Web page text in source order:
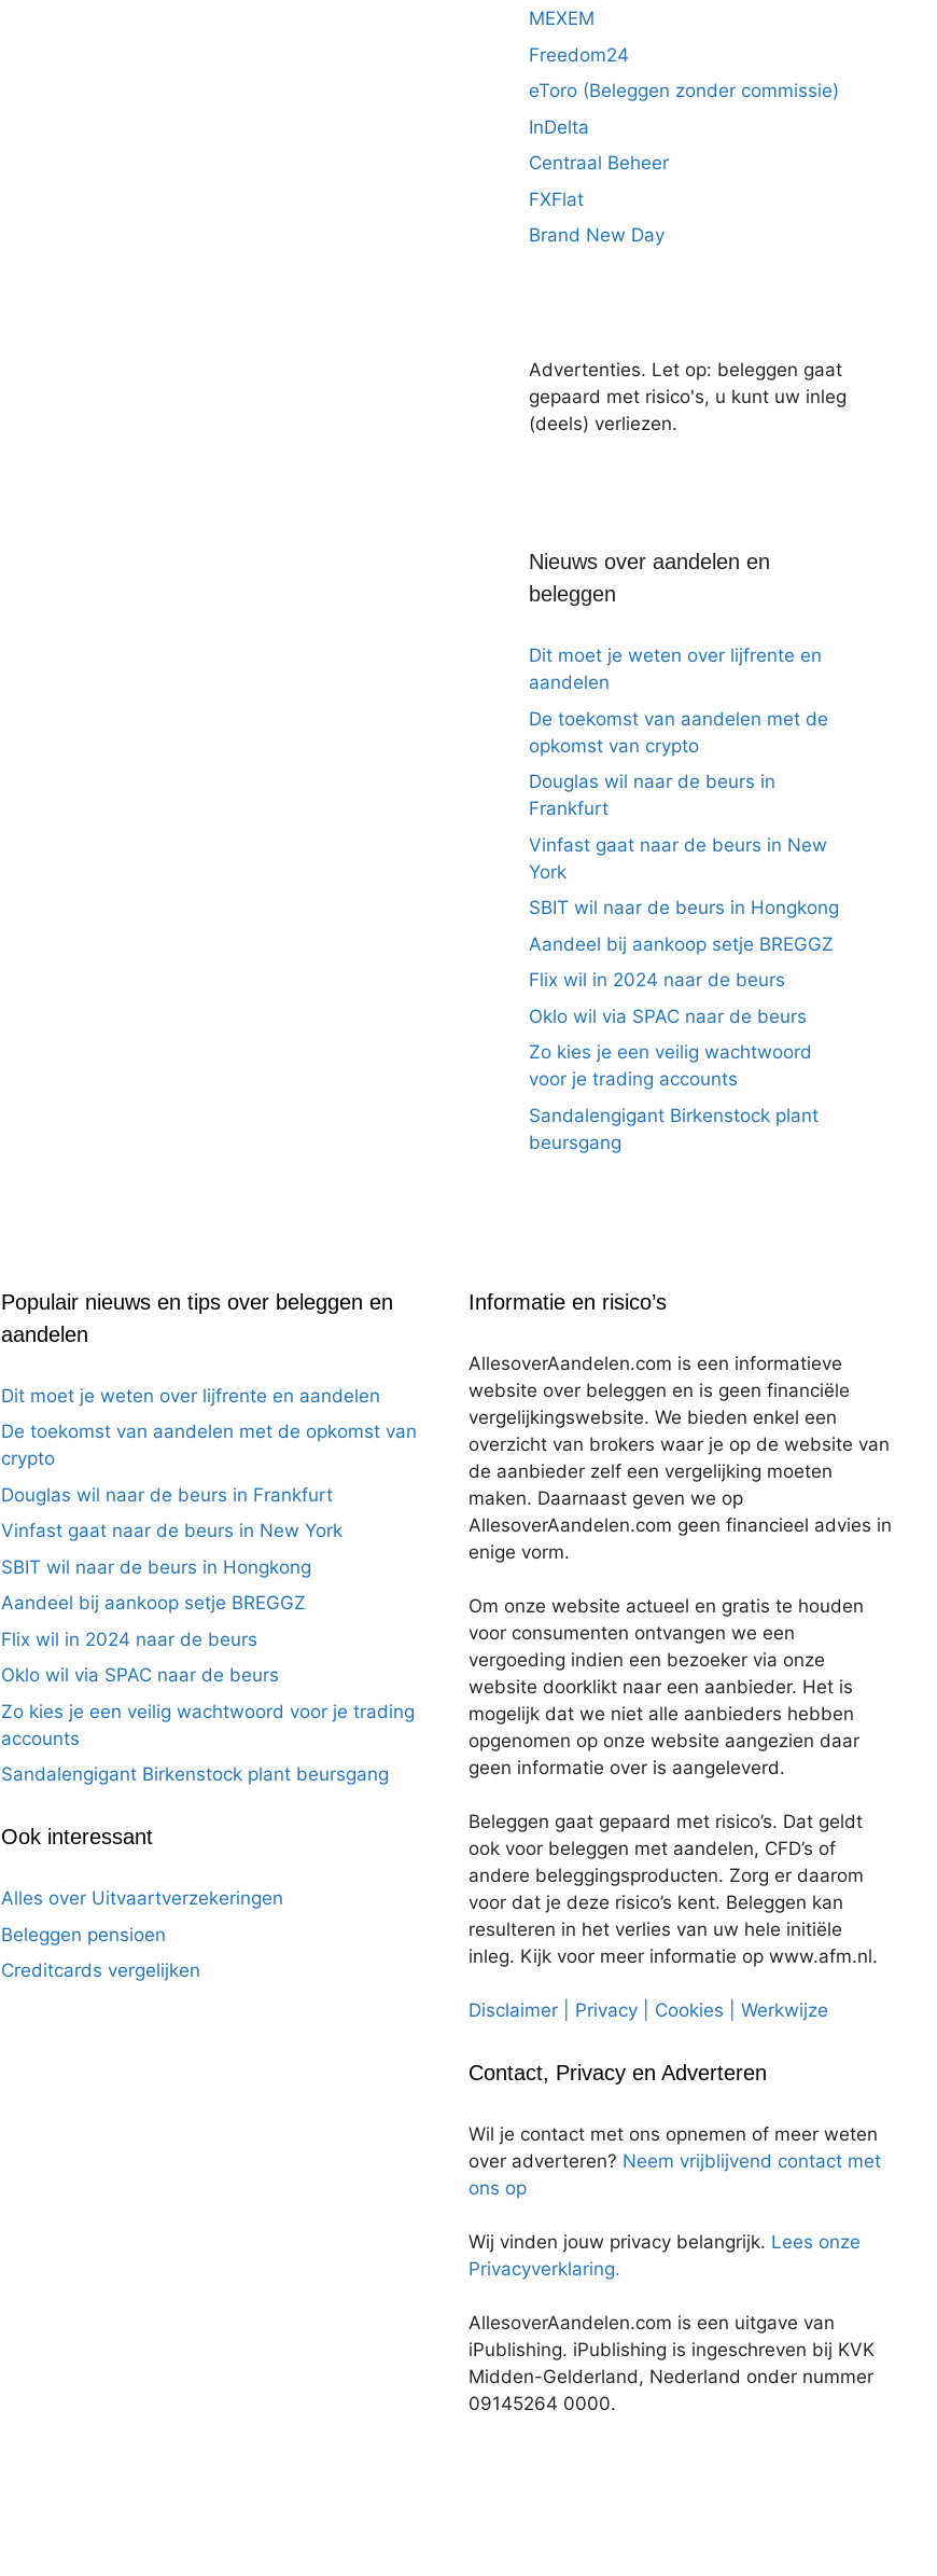
MEXEM
Freedom24
eToro (Beleggen zonder commissie)
InDelta
Centraal Beheer
FXFlat
Brand New Day
Advertenties. Let op: beleggen gaat
gepaard met risico's, u kunt uw inleg
(deels) verliezen.
Nieuws over aandelen en
beleggen
Dit moet je weten over lijfrente en
aandelen
De toekomst van aandelen met de
opkomst van crypto
Douglas wil naar de beurs in
Frankfurt
Vinfast gaat naar de beurs in New
York
SBIT wil naar de beurs in Hongkong
Aandeel bij aankoop setje BREGGZ
Flix wil in 2024 naar de beurs
Oklo wil via SPAC naar de beurs
Zo kies je een veilig wachtwoord
voor je trading accounts
Sandalengigant Birkenstock plant
beursgang
Populair nieuws en tips over beleggen en
aandelen
Dit moet je weten over lijfrente en aandelen
De toekomst van aandelen met de opkomst van
crypto
Douglas wil naar de beurs in Frankfurt
Vinfast gaat naar de beurs in New York
SBIT wil naar de beurs in Hongkong
Aandeel bij aankoop setje BREGGZ
Flix wil in 2024 naar de beurs
Oklo wil via SPAC naar de beurs
Zo kies je een veilig wachtwoord voor je trading
accounts
Sandalengigant Birkenstock plant beursgang
Ook interessant
Alles over Uitvaartverzekeringen
Beleggen pensioen
Creditcards vergelijken
Informatie en risico’s
AllesoverAandelen.com is een informatieve
website over beleggen en is geen financiële
vergelijkingswebsite. We bieden enkel een
overzicht van brokers waar je op de website van
de aanbieder zelf een vergelijking moeten
maken. Daarnaast geven we op
AllesoverAandelen.com geen financieel advies in
enige vorm.
Om onze website actueel en gratis te houden
voor consumenten ontvangen we een
vergoeding indien een bezoeker via onze
website doorklikt naar een aanbieder. Het is
mogelijk dat we niet alle aanbieders hebben
opgenomen op onze website aangezien daar
geen informatie over is aangeleverd.
Beleggen gaat gepaard met risico’s. Dat geldt
ook voor beleggen met aandelen, CFD’s of
andere beleggingsproducten. Zorg er daarom
voor dat je deze risico’s kent. Beleggen kan
resulteren in het verlies van uw hele initiële
inleg. Kijk voor meer informatie op www.afm.nl.
Disclaimer | Privacy | Cookies | Werkwijze
Contact, Privacy en Adverteren
Wil je contact met ons opnemen of meer weten
over adverteren? Neem vrijblijvend contact met
ons op
Wij vinden jouw privacy belangrijk. Lees onze
Privacyverklaring.
AllesoverAandelen.com is een uitgave van
iPublishing. iPublishing is ingeschreven bij KVK
Midden-Gelderland, Nederland onder nummer
09145264 0000.